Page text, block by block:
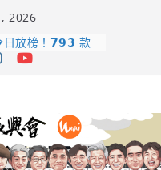
2026
認定一覽表
日放榜！𝟳𝟵𝟯 款
後的密碼
手 – 山形純米大
くどき上手